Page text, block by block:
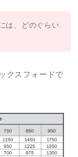
は、どのぐらい
クスフォードで